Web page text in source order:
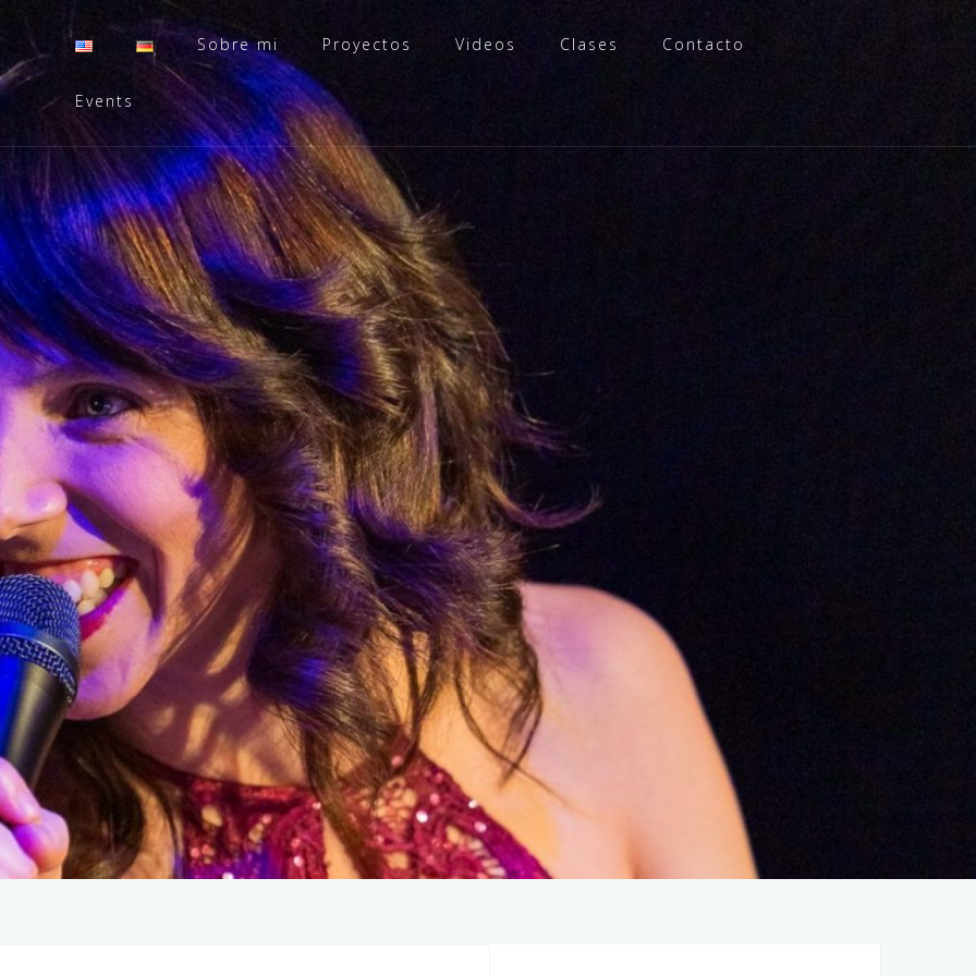
Sobre mi Proyectos Videos Clases Contacto
Events